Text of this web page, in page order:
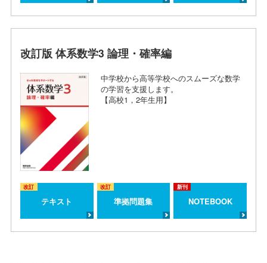
改訂版 体系数学3 論理・確率編
中学校から高等学校へのスムーズな数学
の学習を支援します。
【高校1，2年生用】
改訂
テキスト
改訂
準拠問題集
新刊
NOTEBOOK